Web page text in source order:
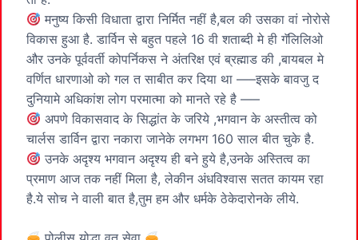
मनुष्य किसी विधाता द्वारा निर्मित नहीं है,बल की उसका वां नोरोसे
विकास हुआ है. डार्विन से बहुत पहले 16 वी शताब्दी मे ही गॅलिलिओ
और उनके पूर्ववर्ती कोपर्निकस ने अंतरिक्ष एवं ब्रह्माड की ,बायबल मे
वर्णित धारणाओ को गल त साबीत कर दिया था —–इसके बावजु द
दुनियामे अधिकांश लोग परमात्मा को मानते रहे है —–
अपणे विकासवाद के सिद्धांत के जरिये ,भगवान के अस्तीत्व को
चार्लस डार्विन द्वारा नकारा जानेके लगभग 160 साल बीत चुके है.
उनके अदृश्य भगवान अदृश्य ही बने हुये है,उनके अस्तित्व का
प्रमाण आज तक नहीं मिला है, लेकीन अंधविश्वास सतत कायम रहा
है.ये सोच ने वाली बात है,तुम हम और धर्मके ठेकेदारोनके लीये.